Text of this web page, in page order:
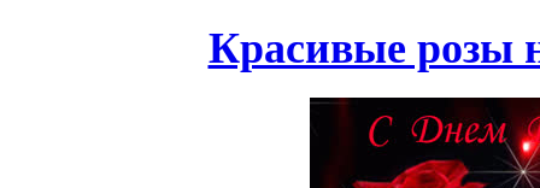
Красивые розы